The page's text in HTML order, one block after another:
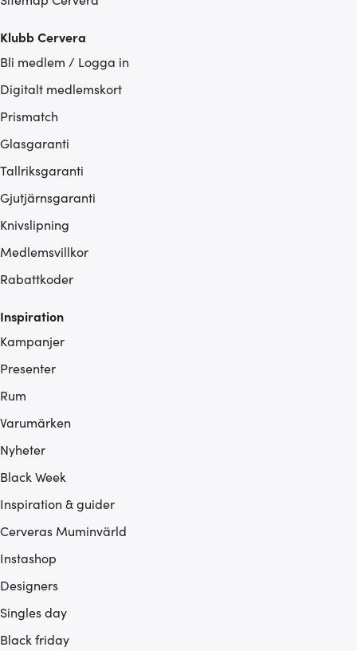
Klubb Cervera
Bli medlem / Logga in
Digitalt medlemskort
Prismatch
Glasgaranti
Tallriksgaranti
Gjutjärnsgaranti
Knivslipning
Medlemsvillkor
Rabattkoder
Inspiration
Kampanjer
Presenter
Rum
Varumärken
Nyheter
Black Week
Inspiration & guider
Cerveras Muminvärld
Instashop
Designers
Singles day
Black friday